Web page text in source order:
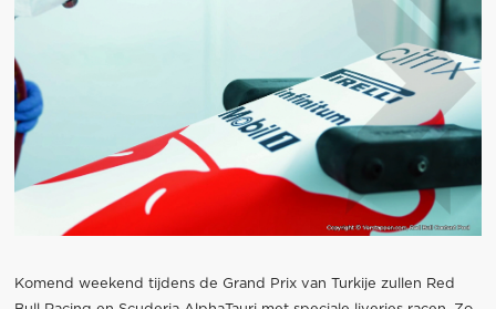
Komend weekend tijdens de Grand Prix van Turkije zullen Red